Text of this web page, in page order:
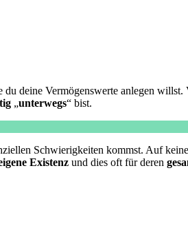
deine Vermögenswerte anlegen
„unterwegs“ bist.
Schwierigkeiten kommst. Auf
Existenz und dies oft für deren